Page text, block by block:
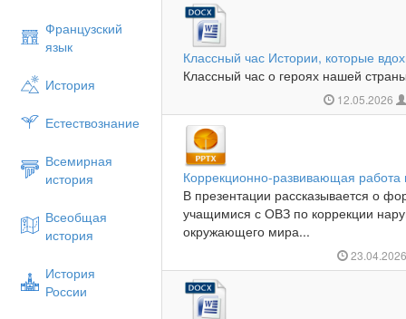
Французский
язык
История
Естествознание
Всемирная
история
Всеобщая
история
История
России
Классный час Истории, которые
Классный час о героях нашей
12.05.2026
Коррекционно-развивающая
В презентации рассказывается о
учащимися с ОВЗ по коррекции
окружающего мира...